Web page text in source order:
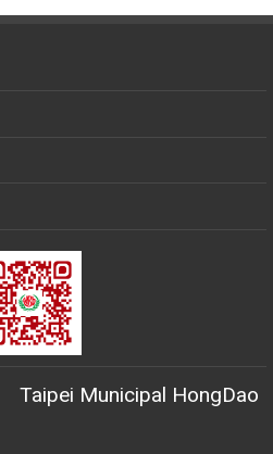
Taipei Municipal HongDao